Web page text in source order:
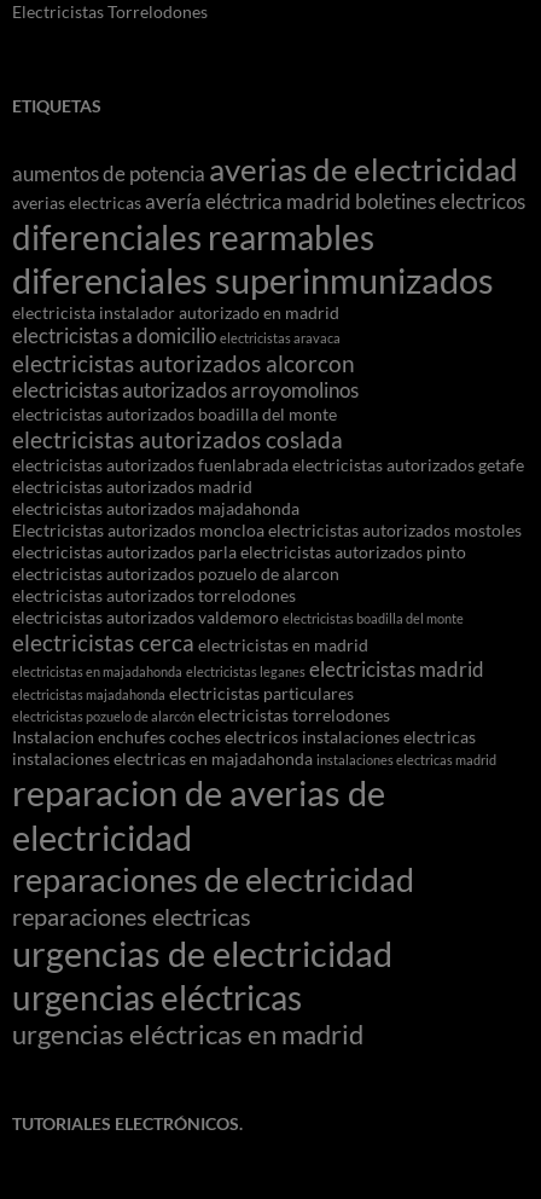
Electricistas Torrelodones
ETIQUETAS
aumentos de potencia averias de electricidad
averias electricas avería eléctrica madrid boletines electricos
diferenciales rearmables
diferenciales superinmunizados
electricista instalador autorizado en madrid
electricistas a domicilio electricistas aravaca
electricistas autorizados alcorcon
electricistas autorizados arroyomolinos
electricistas autorizados boadilla del monte
electricistas autorizados coslada
electricistas autorizados fuenlabradaelectricistas autorizados getafe
electricistas autorizados madrid
electricistas autorizados majadahonda
Electricistas autorizados moncloaelectricistas autorizados mostoles
electricistas autorizados parlaelectricistas autorizados pinto
electricistas autorizados pozuelo de alarcon
electricistas autorizados torrelodones
electricistas autorizados valdemoro electricistas boadilla del monte
electricistas cerca electricistas en madrid
electricistas en majadahonda electricistas leganes electricistas madrid
electricistas majadahonda electricistas particulares
electricistas pozuelo de alarcón electricistas torrelodones
Instalacion enchufes coches electricos instalaciones electricas
instalaciones electricas en majadahonda instalaciones electricas madrid
reparacion de averias de
electricidad
reparaciones de electricidad
reparaciones electricas
urgencias de electricidad
urgencias eléctricas
urgencias eléctricas en madrid
TUTORIALES ELECTRÓNICOS.